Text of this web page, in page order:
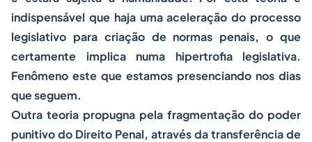
indispensável que haja uma aceleração do processo
legislativo para criação de normas penais, o que
certamente implica numa hipertrofia legislativa.
Fenômeno este que estamos presenciando nos dias
que seguem.
Outra teoria propugna pela fragmentação do poder
punitivo do Direito Penal, através da transferência de